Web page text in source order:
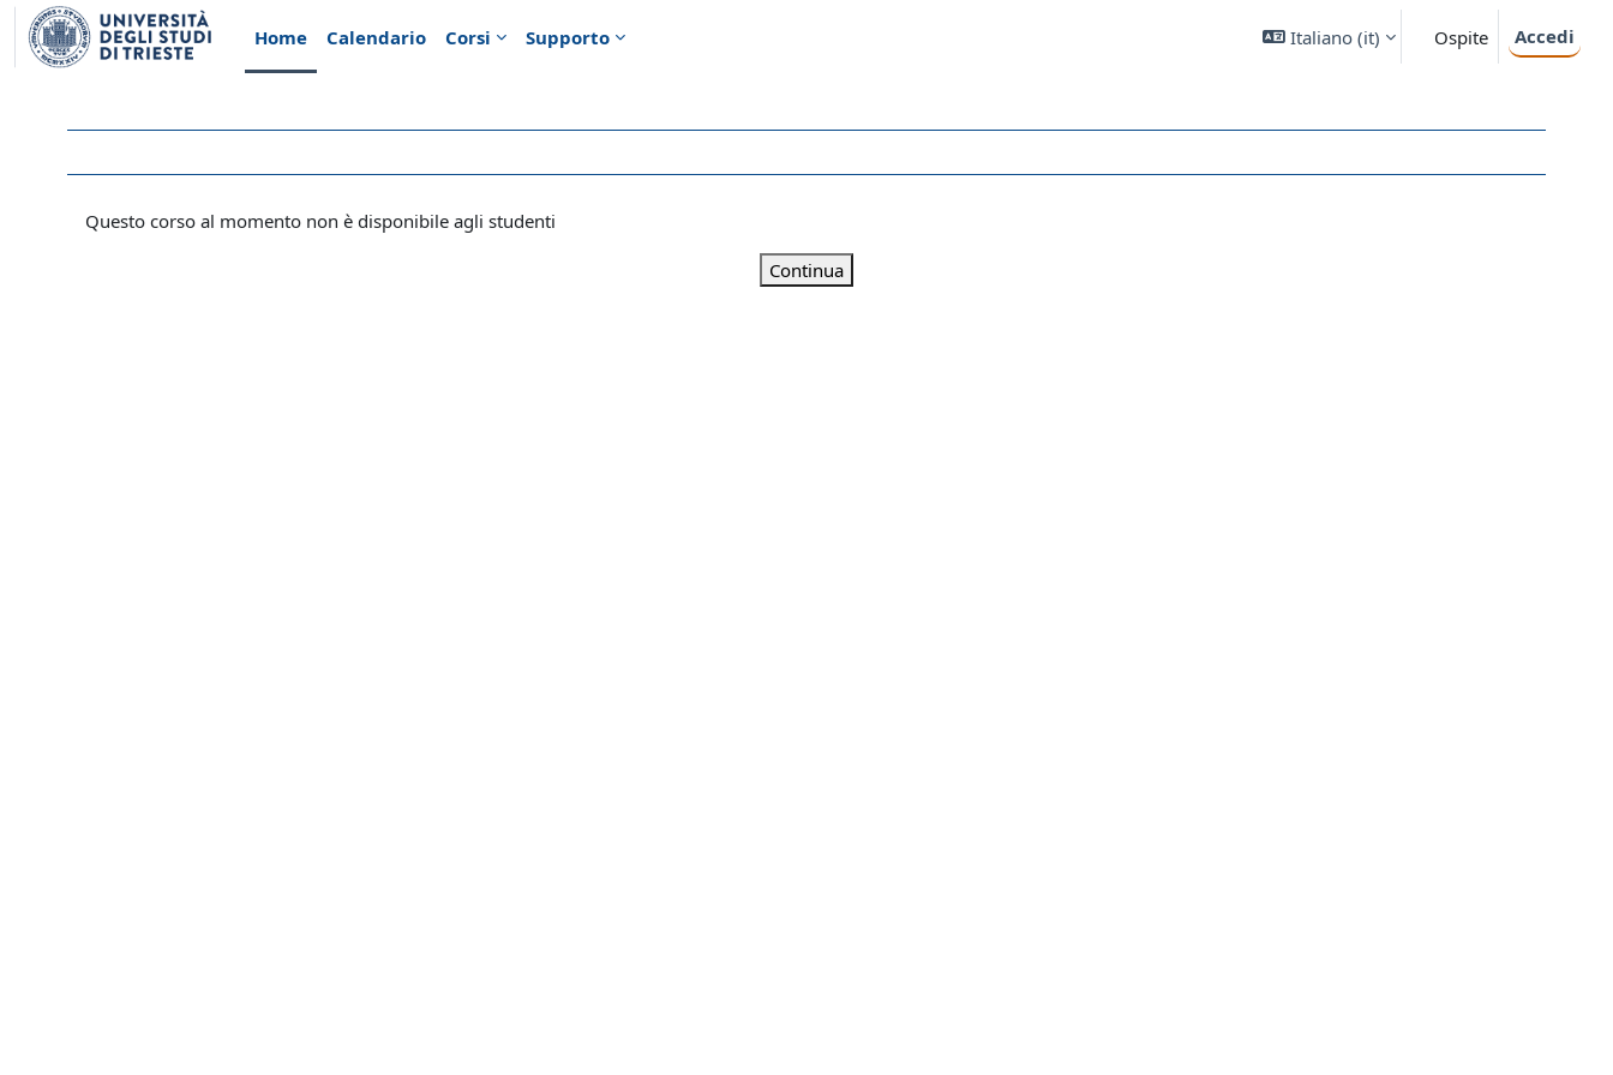
Vai al contenuto principale
Home
Calendario Corsi Supporto Italiano ‎(it)‎ Ospite Accedi
Questo corso al momento non è disponibile agli studenti
Continua